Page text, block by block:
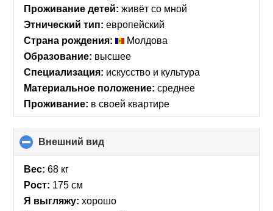
Проживание детей: живёт со мной
Этнический тип: европейский
Страна рождения:
Молдова
Образование: высшее
Специализация: искусство и культура
Материальное положение: среднее
Проживание: в своей квартире
Внешний вид
to
Вес: 68 кг
Рост: 175 см
Я выгляжу: хорошо